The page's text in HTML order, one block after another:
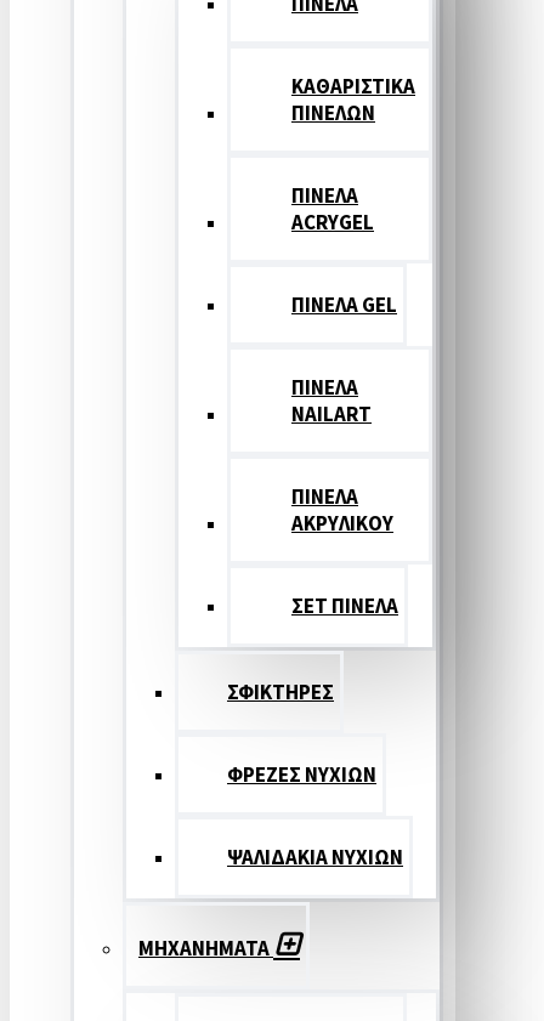
ΚΑΘΑΡΙΣΤΙΚΑ
ΠΙΝΕΛΩΝ
ΠΙΝΕΛΑ
ACRYGEL
ΠΙΝΕΛΑ GEL
ΠΙΝΕΛΑ
NAILART
ΠΙΝΕΛΑ
ΑΚΡΥΛΙΚΟΥ
ΣΕΤ ΠΙΝΕΛA
ΣΦΙΚΤΗΡΕΣ
ΦΡΕΖΕΣ ΝΥΧΙΩΝ
ΨΑΛΙΔΑΚΙΑ ΝΥΧΙΩΝ
ΜΗΧΑΝΗΜΑΤΑ